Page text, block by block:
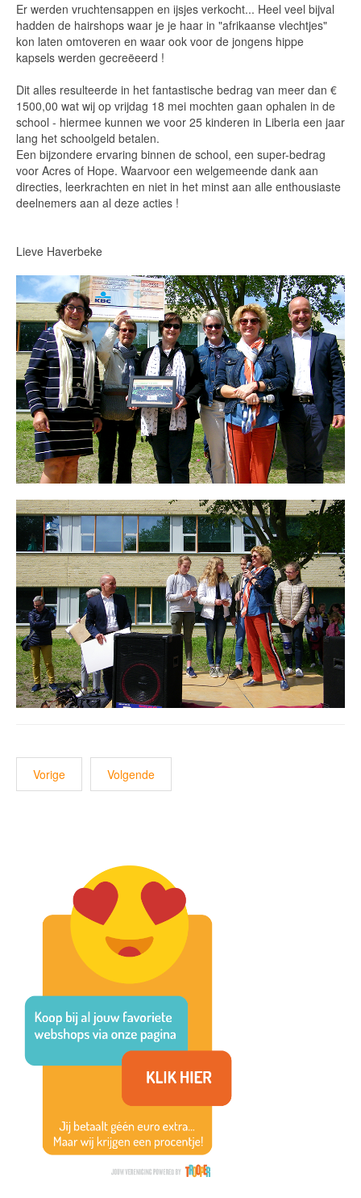
Er werden vruchtensappen en ijsjes verkocht... Heel veel bijval
hadden de hairshops waar je je haar in "afrikaanse vlechtjes"
kon laten omtoveren en waar ook voor de jongens hippe
kapsels werden gecreëeerd !
Dit alles resulteerde in het fantastische bedrag van meer dan €
1500,00 wat wij op vrijdag 18 mei mochten gaan ophalen in de
school - hiermee kunnen we voor 25 kinderen in Liberia een jaar
lang het schoolgeld betalen.
Een bijzondere ervaring binnen de school, een super-bedrag
voor Acres of Hope. Waarvoor een welgemeende dank aan
directies, leerkrachten en niet in het minst aan alle enthousiaste
deelnemers aan al deze acties !
Lieve Haverbeke
Vorige Volgende